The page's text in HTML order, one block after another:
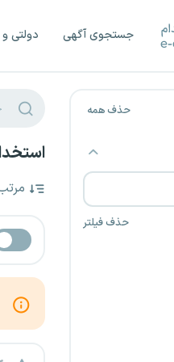
جستجوی آگهی دولتی
حذف همه
حذف فیلتر